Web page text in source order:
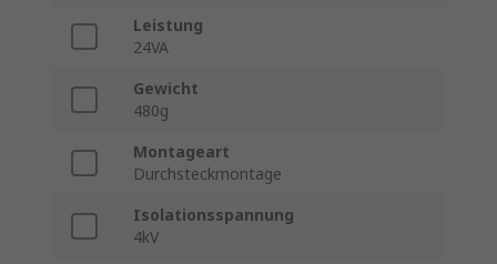
Leistung
24VA
Gewicht
480g
Montageart
Durchsteckmontage
Isolationsspannung
4kV